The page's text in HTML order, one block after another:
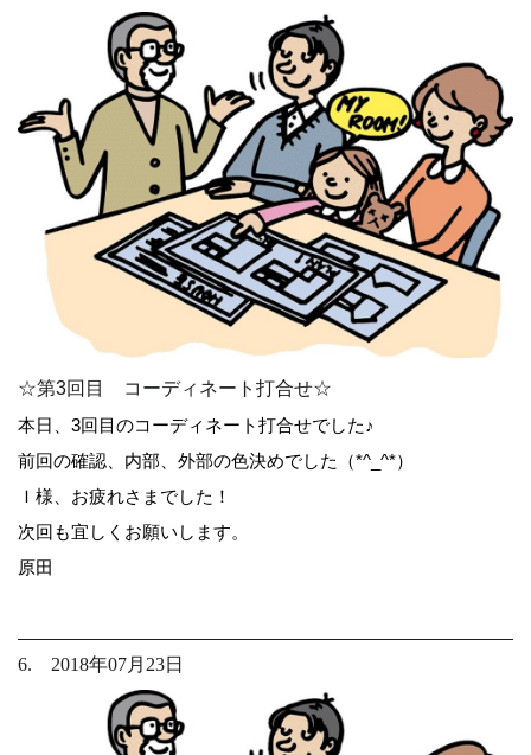
☆第3回目 コーディネート打合せ☆
本日、3回目のコーディネート打合せでした♪
前回の確認、内部、外部の色決めでした（*^_^*）
Ｉ様、お疲れさまでした！
次回も宜しくお願いします。
原田
6. 2018年07月23日